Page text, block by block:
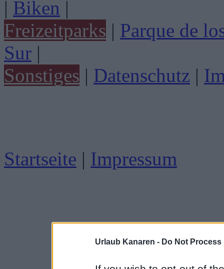
Urlaub Kanaren - Do Not
| Biken |
Freizeitparks | Parque de
Sur |
Sonstiges | Datenschutz |
Startseite | Impressum